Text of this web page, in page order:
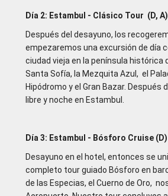
Día 2: Estambul - Clásico Tour (D, A)
Después del desayuno, los
empezaremos una excursión de día
ciudad vieja en la península histórica
Santa Sofía, la Mezquita Azul, el
Hipódromo y el Gran Bazar. Después
libre y noche en Estambul.
Día 3: Estambul - Bósforo Cruise (D)
Desayuno en el hotel, entonces se
completo tour guiado Bósforo en
de las Especias, el Cuerno de Oro,